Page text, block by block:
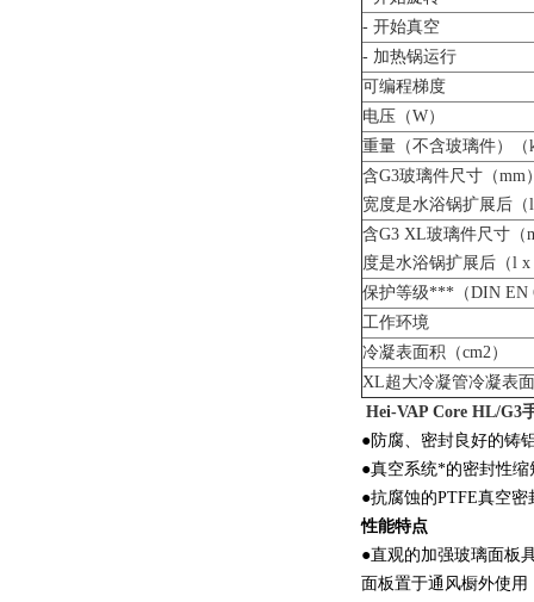
- 开始真空
- 加热锅运行
可编程梯度
电压（W）
重量（不含玻璃件）（
含G3玻璃件尺寸（mm
宽度是水浴锅扩展后
含G3 XL玻璃件尺寸（
度是水浴锅扩展后（l x
保护等级***（DIN EN
工作环境
冷凝表面积（cm2）
XL超大冷凝管冷凝表
Hei-VAP Core HL/G3
●防腐、密封良好的铸
●真空系统*的密封性
●抗腐蚀的PTFE真空
性能特点
●直观的加强玻璃面板
面板置于通风橱外使用